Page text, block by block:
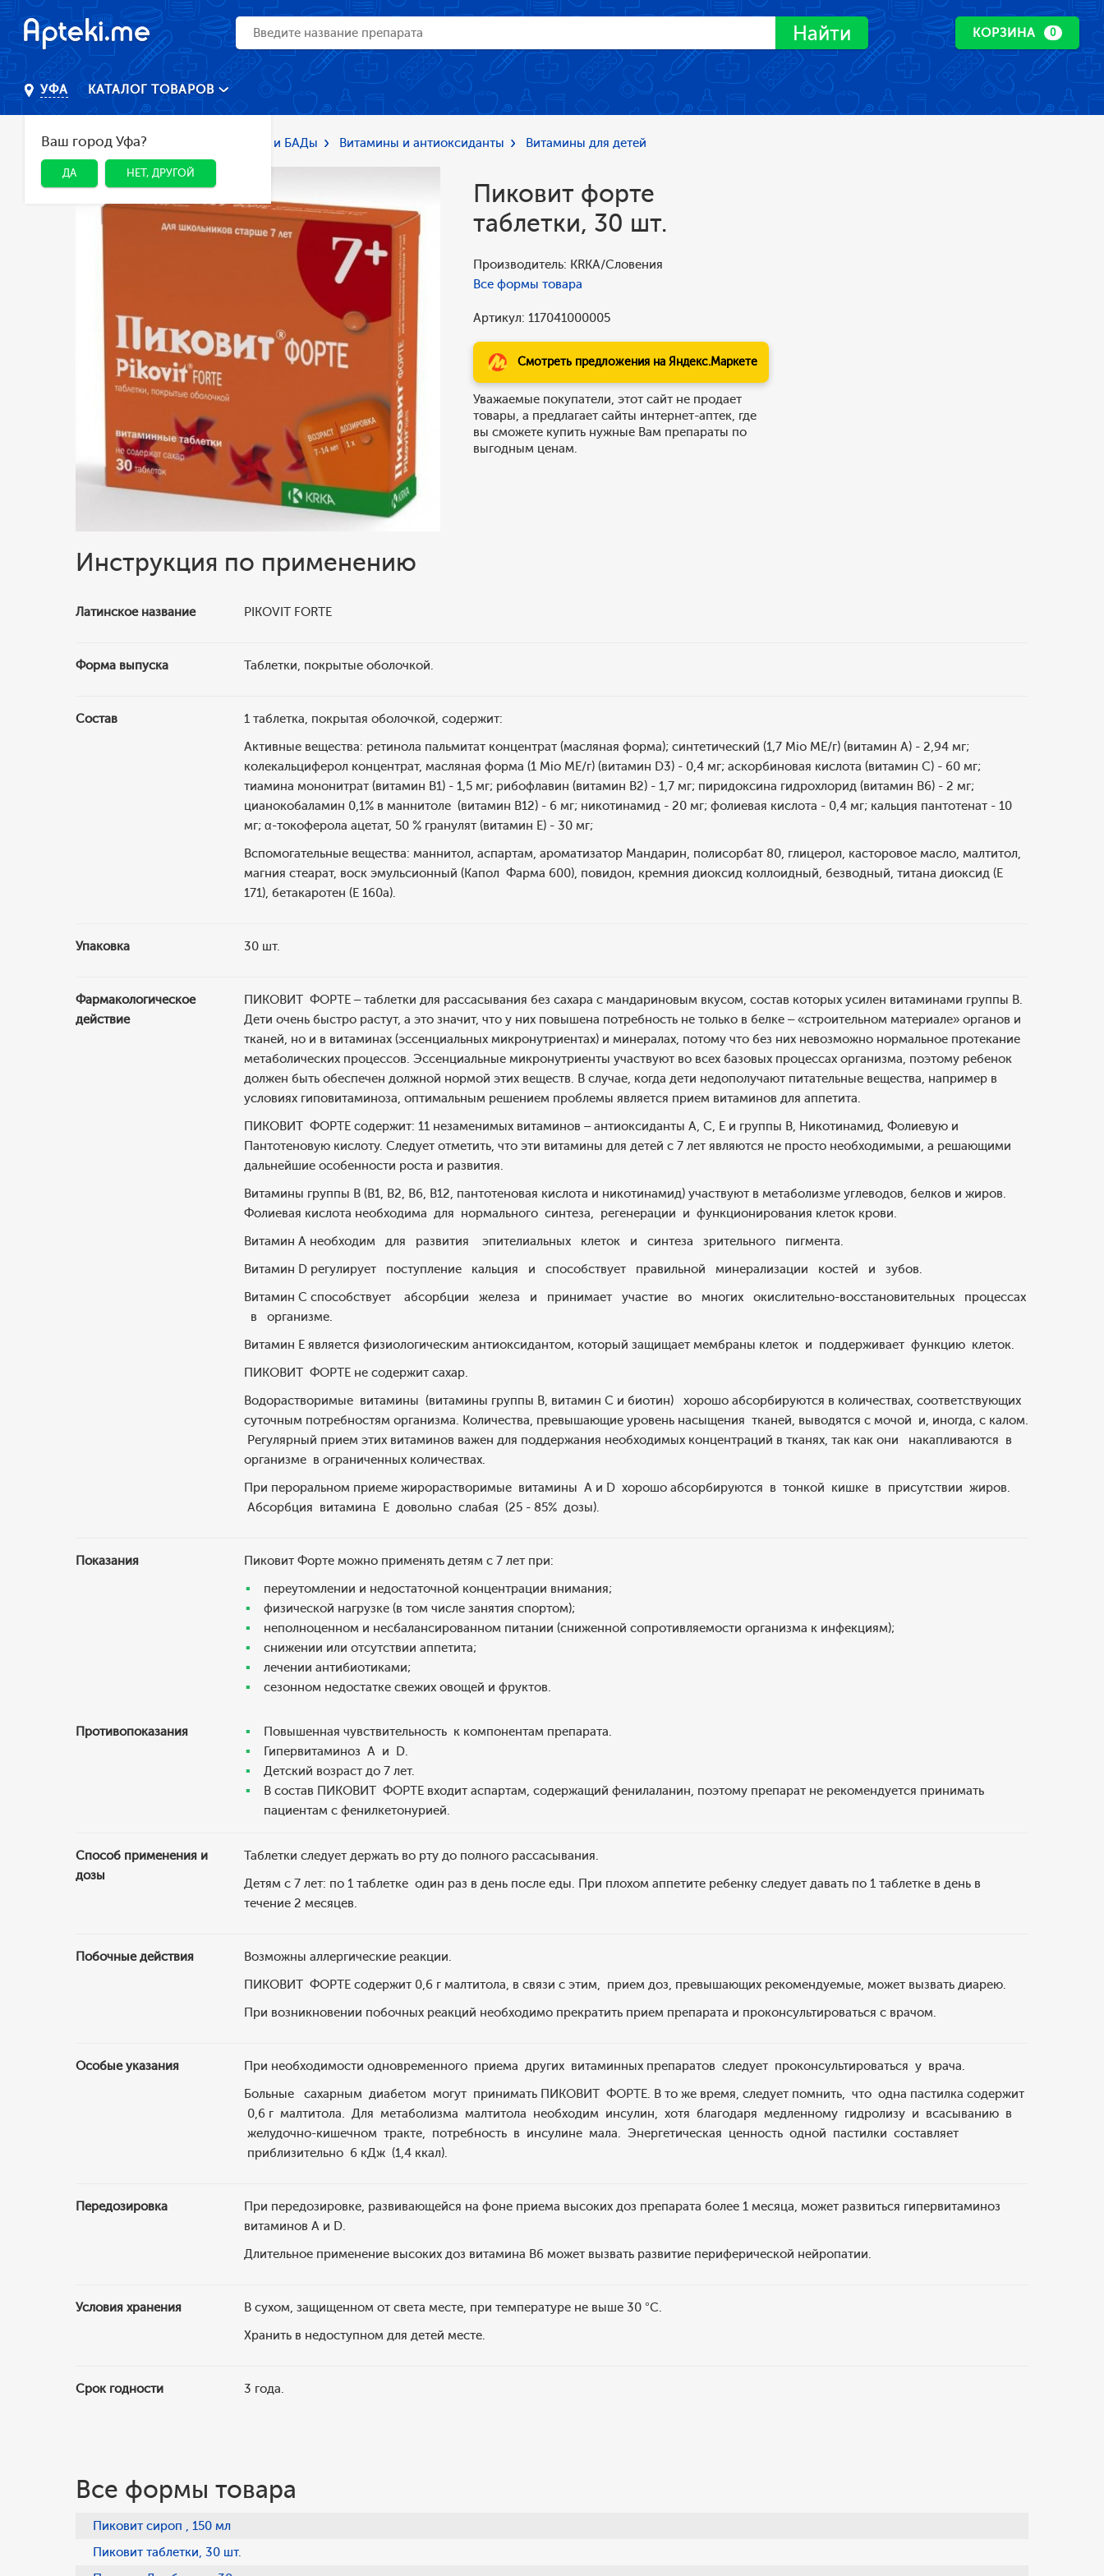
Найти КОРЗИНА 0
УФА
Ваш город Уфа?
ДА НЕТ, ДРУГОЙ
КАТАЛОГ ТОВАРОВ
Главная Каталог Лекарства и БАДы Витамины и антиоксиданты Витамины для детей
Пиковит форте
таблетки, 30 шт.
Производитель: KRKA/Словения
Все формы товара
Артикул: 117041000005
Смотреть предложения на Яндекс.Маркете
Уважаемые покупатели, этот сайт не продает
товары, а предлагает сайты интернет-аптек, где
вы сможете купить нужные Вам препараты по
выгодным ценам.
Инструкция по применению
Латинское название PIKOVIT FORTE
Форма выпуска Таблетки, покрытые оболочкой.
Состав
1 таблетка, покрытая оболочкой, содержит:
Активные вещества: ретинола пальмитат концентрат (масляная форма); синтетический (1,7 Mio ME/г) (витамин А) - 2,94 мг;
колекальциферол концентрат, масляная форма (1 Mio ME/г) (витамин D3) - 0,4 мг; аскорбиновая кислота (витамин С) - 60 мг;
тиамина мононитрат (витамин В1) - 1,5 мг; рибофлавин (витамин В2) - 1,7 мг; пиридоксина гидрохлорид (витамин В6) - 2 мг;
цианокобаламин 0,1% в маннитоле (витамин В12) - 6 мг; никотинамид - 20 мг; фолиевая кислота - 0,4 мг; кальция пантотенат - 10
мг; α-токоферола ацетат, 50 % гранулят (витамин Е) - 30 мг;
Вспомогательные вещества: маннитол, аспартам, ароматизатор Мандарин, полисорбат 80, глицерол, касторовое масло, малтитол,
магния стеарат, воск эмульсионный (Капол Фарма 600), повидон, кремния диоксид коллоидный, безводный, титана диоксид (Е
171), бетакаротен (Е 160а).
Упаковка 30 шт.
Фармакологическое
действие
ПИКОВИТ ФОРТЕ – таблетки для рассасывания без сахара с мандариновым вкусом, состав которых усилен витаминами группы В.
Дети очень быстро растут, а это значит, что у них повышена потребность не только в белке – «строительном материале» органов и
тканей, но и в витаминах (эссенциальных микронутриентах) и минералах, потому что без них невозможно нормальное протекание
метаболических процессов. Эссенциальные микронутриенты участвуют во всех базовых процессах организма, поэтому ребенок
должен быть обеспечен должной нормой этих веществ. В случае, когда дети недополучают питательные вещества, например в
условиях гиповитаминоза, оптимальным решением проблемы является прием витаминов для аппетита.
ПИКОВИТ ФОРТЕ содержит: 11 незаменимых витаминов – антиоксиданты А, С, Е и группы В, Никотинамид, Фолиевую и
Пантотеновую кислоту. Следует отметить, что эти витамины для детей с 7 лет являются не просто необходимыми, а решающими
дальнейшие особенности роста и развития.
Витамины группы В (В1, В2, В6, В12, пантотеновая кислота и никотинамид) участвуют в метаболизме углеводов, белков и жиров.
Фолиевая кислота необходима для нормального синтеза, регенерации и функционирования клеток крови.
Витамин А необходим для развития эпителиальных клеток и синтеза зрительного пигмента.
Витамин D регулирует поступление кальция и способствует правильной минерализации костей и зубов.
Витамин С способствует абсорбции железа и принимает участие во многих окислительно-восстановительных процессах
в организме.
Витамин Е является физиологическим антиоксидантом, который защищает мембраны клеток и поддерживает функцию клеток.
ПИКОВИТ ФОРТЕ не содержит сахар.
Водорастворимые витамины (витамины группы В, витамин С и биотин) хорошо абсорбируются в количествах, соответствующих
суточным потребностям организма. Количества, превышающие уровень насыщения тканей, выводятся с мочой и, иногда, с калом.
Регулярный прием этих витаминов важен для поддержания необходимых концентраций в тканях, так как они накапливаются в
организме в ограниченных количествах.
При пероральном приеме жирорастворимые витамины А и D хорошо абсорбируются в тонкой кишке в присутствии жиров.
Абсорбция витамина Е довольно слабая (25 - 85% дозы).
Показания
Пиковит Форте можно применять детям с 7 лет при:
переутомлении и недостаточной концентрации внимания;
физической нагрузке (в том числе занятия спортом);
неполноценном и несбалансированном питании (сниженной сопротивляемости организма к инфекциям);
снижении или отсутствии аппетита;
лечении антибиотиками;
сезонном недостатке свежих овощей и фруктов.
Противопоказания
Повышенная чувствительность к компонентам препарата.
Гипервитаминоз А и D.
Детский возраст до 7 лет.
В состав ПИКОВИТ ФОРТЕ входит аспартам, содержащий фенилаланин, поэтому препарат не рекомендуется принимать
пациентам с фенилкетонурией.
Способ применения и
дозы
Таблетки следует держать во рту до полного рассасывания.
Детям с 7 лет: по 1 таблетке один раз в день после еды. При плохом аппетите ребенку следует давать по 1 таблетке в день в
течение 2 месяцев.
Побочные действия
Возможны аллергические реакции.
ПИКОВИТ ФОРТЕ содержит 0,6 г малтитола, в связи с этим, прием доз, превышающих рекомендуемые, может вызвать диарею.
При возникновении побочных реакций необходимо прекратить прием препарата и проконсультироваться с врачом.
Особые указания
При необходимости одновременного приема других витаминных препаратов следует проконсультироваться у врача.
Больные сахарным диабетом могут принимать ПИКОВИТ ФОРТЕ. В то же время, следует помнить, что одна пастилка содержит
0,6 г малтитола. Для метаболизма малтитола необходим инсулин, хотя благодаря медленному гидролизу и всасыванию в
желудочно-кишечном тракте, потребность в инсулине мала. Энергетическая ценность одной пастилки составляет
приблизительно 6 кДж (1,4 ккал).
Передозировка
При передозировке, развивающейся на фоне приема высоких доз препарата более 1 месяца, может развиться гипервитаминоз
витаминов А и D.
Длительное применение высоких доз витамина В6 может вызвать развитие периферической нейропатии.
Условия хранения
В сухом, защищенном от света месте, при температуре не выше 30 °С.
Хранить в недоступном для детей месте.
Срок годности 3 года.
Все формы товара
Пиковит сироп , 150 мл
Пиковит таблетки, 30 шт.